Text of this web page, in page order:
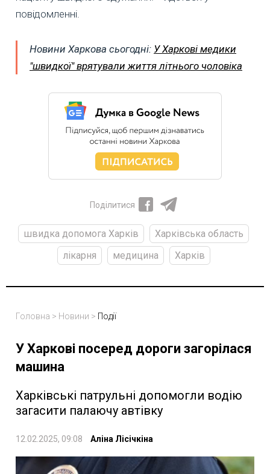
повідомленні.
Новини Харкова сьогодні: У Харкові медики
"швидкої" врятували життя літнього чоловіка
Поділитися
швидка допомога Харків
Харківська область
лікарня
медицина Харків
Головна > Новини > Події
У Харкові посеред дороги загорілася
машина
Харківські патрульні допомогли водію
загасити палаючу автівку
12.02.2025, 09:08 Аліна Лісічкіна